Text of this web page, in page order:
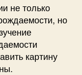
не только
но
картину